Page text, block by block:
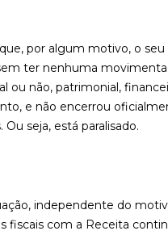
por algum motivo, o seu
ter nenhuma
ou não, patrimonial,
e não encerrou
Ou seja, está paralisado.
independente do
fiscais com a Receita